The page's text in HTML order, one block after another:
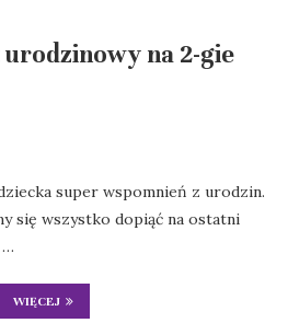
na 2-gie
super wspomnień z urodzin.
się wszystko dopiąć na ostatni
…
WIĘCEJ